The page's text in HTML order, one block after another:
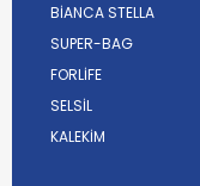
BİANCA STELLA
SUPER-BAG
FORLİFE
SELSİL
KALEKİM